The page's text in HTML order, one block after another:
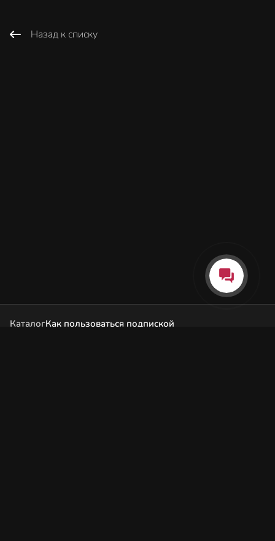
Назад к списку
КаталогКак пользоваться подпиской